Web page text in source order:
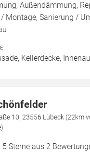
Außendämmung,
Montage, Sanierung /
Kellerdecke,
10, 23556 Lübeck (22km
5 Sterne aus 2